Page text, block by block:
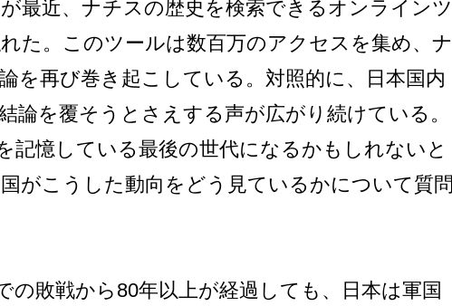
最近、ナチスの歴史を検索できるオンラインツ
た。このツールは数百万のアクセスを集め、ナ
を再び巻き起こしている。対照的に、日本国内
論を覆そうとさえする声が広がり続けている。
記憶している最後の世代になるかもしれないと
がこうした動向をどう見ているかについて質問
の敗戦から80年以上が経過しても、日本は軍国